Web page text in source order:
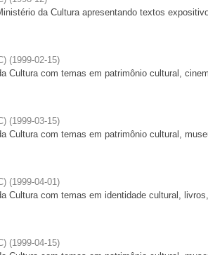
da Cultura apresentando textos
(1999-02-15)
Cultura com temas em patrimônio cultural,
(1999-03-15)
Cultura com temas em patrimônio cultural,
(1999-04-01)
Cultura com temas em identidade cultural,
(1999-04-15)